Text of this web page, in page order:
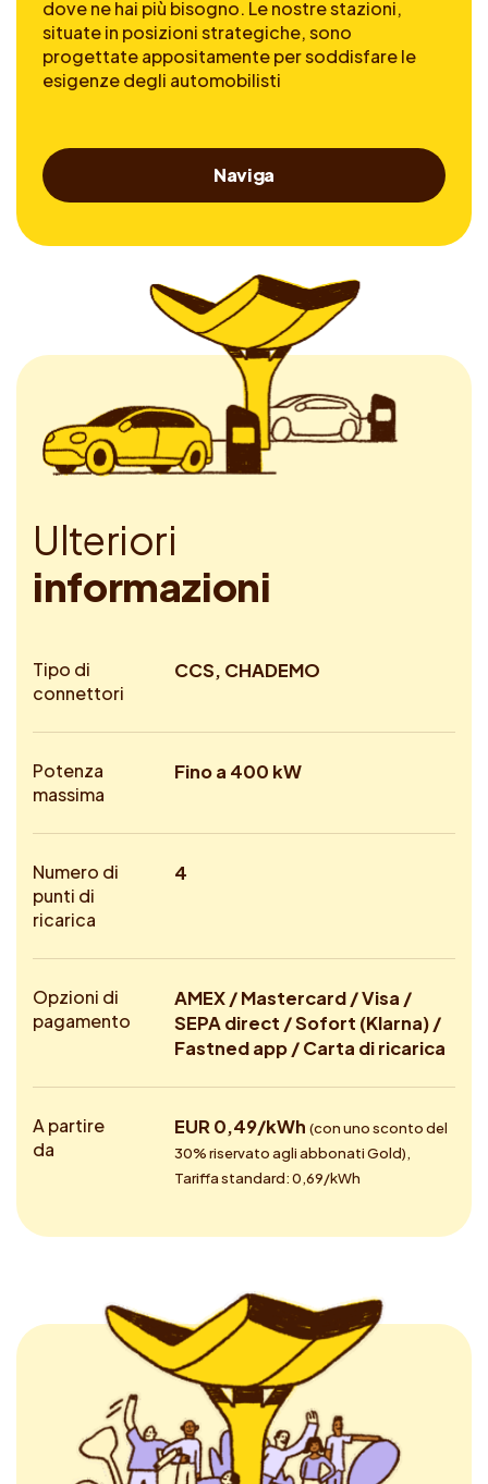
dove ne hai più bisogno. Le nostre stazioni,
situate in posizioni strategiche, sono
progettate appositamente per soddisfare le
esigenze degli automobilisti
Naviga
Ulteriori
informazioni
Tipo di
connettori
CCS, CHADEMO
Potenza
massima
Fino a 400 kW
Numero di
punti di
ricarica
4
Opzioni di
pagamento
AMEX / Mastercard / Visa /
SEPA direct / Sofort (Klarna) /
Fastned app / Carta di ricarica
A partire
da
EUR 0,49/kWh (con uno sconto del
30% riservato agli abbonati Gold),
Tariffa standard: 0,69/kWh